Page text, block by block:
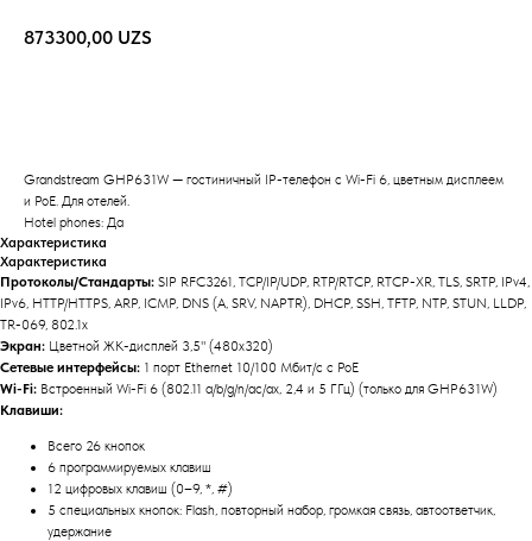
873300,00 UZS
Grandstream GHP631W — гостиничный IP-телефон с Wi-Fi 6, цветным дисплеем
и PoE. Для отелей.
Hotel phones: Да
Характеристика
Характеристика
Протоколы/Стандарты: SIP RFC3261, TCP/IP/UDP, RTP/RTCP, RTCP-XR, TLS, SRTP, IPv4,
IPv6, HTTP/HTTPS, ARP, ICMP, DNS (A, SRV, NAPTR), DHCP, SSH, TFTP, NTP, STUN, LLDP,
TR-069, 802.1x
Экран: Цветной ЖК-дисплей 3,5" (480x320)
Сетевые интерфейсы: 1 порт Ethernet 10/100 Мбит/с с PoE
Wi-Fi: Встроенный Wi-Fi 6 (802.11 a/b/g/n/ac/ax, 2,4 и 5 ГГц) (только для GHP631W)
Клавиши:
Всего 26 кнопок
6 программируемых клавиш
12 цифровых клавиш (0–9, *, #)
5 специальных кнопок: Flash, повторный набор, громкая связь, автоответчик,
удержание